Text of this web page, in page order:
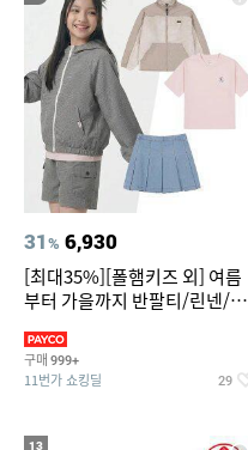
31% 6,930
[최대35%][폴햄키즈 외] 여름
부터 가을까지 반팔티/린넨/맨
구매 999+
11번가 쇼킹딜 29
13